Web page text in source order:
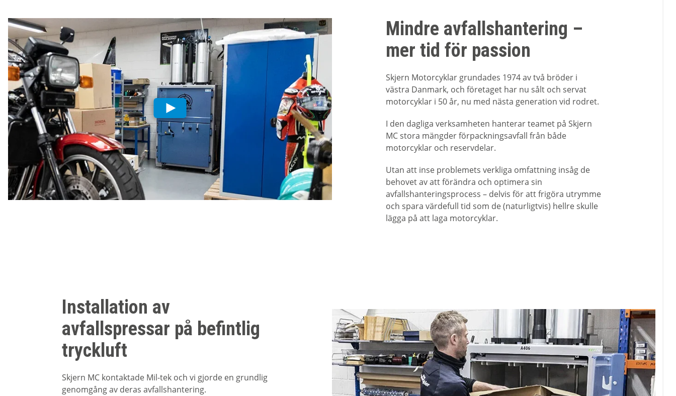
Mindre avfallshantering –
mer tid för passion
Skjern Motorcyklar grundades 1974 av två bröder i
västra Danmark, och företaget har nu sålt och servat
motorcyklar i 50 år, nu med nästa generation vid rodret.
I den dagliga verksamheten hanterar teamet på Skjern
MC stora mängder förpackningsavfall från både
motorcyklar och reservdelar.
Utan att inse problemets verkliga omfattning insåg de
behovet av att förändra och optimera sin
avfallshanteringsprocess – delvis för att frigöra utrymme
och spara värdefull tid som de (naturligtvis) hellre skulle
lägga på att laga motorcyklar.
Installation av
avfallspressar på befintlig
tryckluft
Skjern MC kontaktade Mil-tek och vi gjorde en grundlig
genomgång av deras avfallshantering.